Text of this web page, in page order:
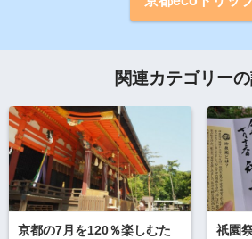
関連カテゴリー
京都の7月を120％楽しむた
祇園